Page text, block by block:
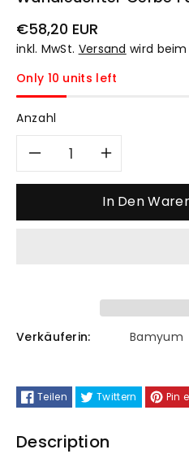
Normaler
Preis
€58,20 EUR
inkl. MwSt. Versand wird
Only 10 units left
Anzahl
Verringere
Cerbe
Farbe
Getrommelt
Erhöhe
die
Cerbe
Farbe
In Den
Verkäuferin: Bamyum
Teilen Twittern Pin
Description